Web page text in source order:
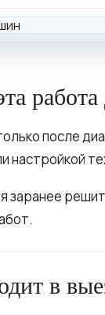
после
настройкой
заранее
в